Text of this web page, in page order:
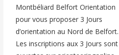
Montbéliard Belfort Orientation
pour vous proposer 3 Jours
d’orientation au Nord de Belfort.
Les inscriptions aux 3 Jours sont